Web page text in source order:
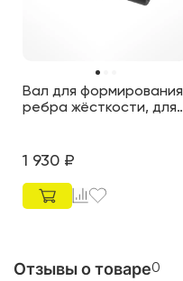
Вал для формирования
ребра жёсткости, для
1 930 ₽
Отзывы о товаре0